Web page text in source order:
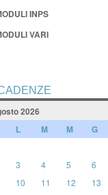
INPS
VARI
2026
L M M G
3 4 5 6
10 11 12 13